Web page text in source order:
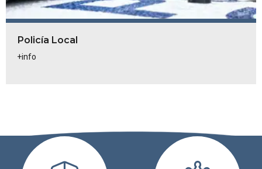
Policía Local
+info